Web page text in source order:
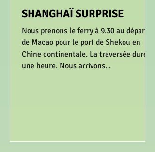
SHANGHAÏ SURPRISE
Nous prenons le ferry à 9.30 au départ
de Macao pour le port de Shekou en
Chine continentale. La traversée dure
une heure. Nous arrivons...